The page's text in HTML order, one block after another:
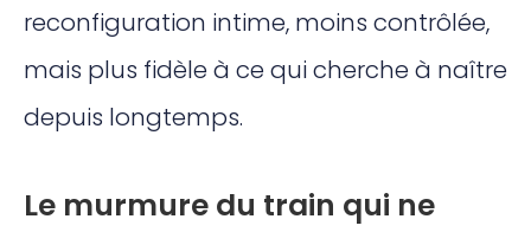
reconfiguration intime, moins contrôlée,
mais plus fidèle à ce qui cherche à naître
depuis longtemps.
Le murmure du train qui ne